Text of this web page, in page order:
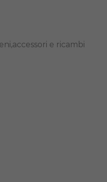
e ricambi